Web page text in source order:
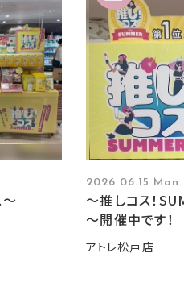
〜
2026.06.15 Mon
～推しコス！
～開催中です！
アトレ松戸店